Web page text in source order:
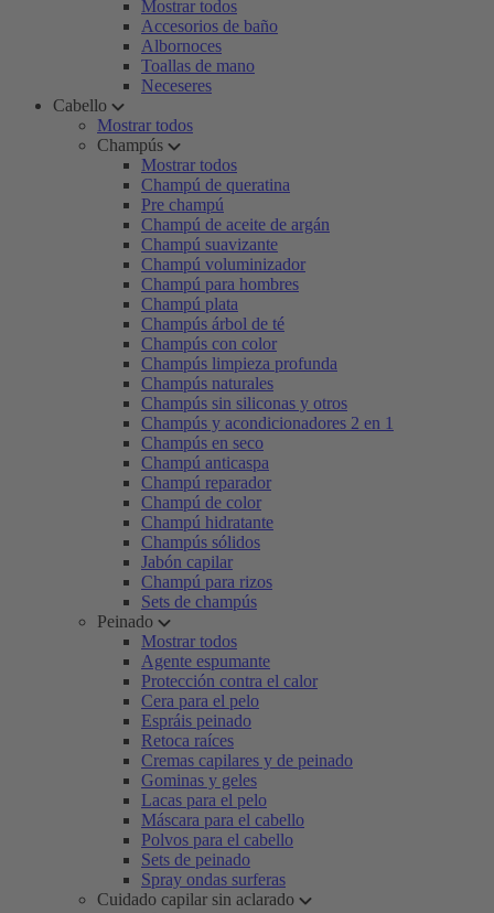
Mostrar todos
Accesorios de baño
Albornoces
Toallas de mano
Neceseres
Cabello
Mostrar todos
Champús
Mostrar todos
Champú de queratina
Pre champú
Champú de aceite de argán
Champú suavizante
Champú voluminizador
Champú para hombres
Champú plata
Champús árbol de té
Champús con color
Champús limpieza profunda
Champús naturales
Champús sin siliconas y otros
Champús y acondicionadores 2 en 1
Champús en seco
Champú anticaspa
Champú reparador
Champú de color
Champú hidratante
Champús sólidos
Jabón capilar
Champú para rizos
Sets de champús
Peinado
Mostrar todos
Agente espumante
Protección contra el calor
Cera para el pelo
Espráis peinado
Retoca raíces
Cremas capilares y de peinado
Gominas y geles
Lacas para el pelo
Máscara para el cabello
Polvos para el cabello
Sets de peinado
Spray ondas surferas
Cuidado capilar sin aclarado